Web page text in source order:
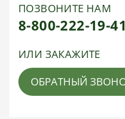
ПОЗВОНИТЕ НАМ
8-800-222-19-41
ИЛИ ЗАКАЖИТЕ
ОБРАТНЫЙ